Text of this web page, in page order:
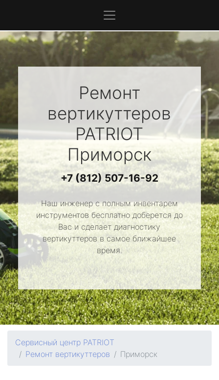
Ремонт
вертикуттеров
PATRIOT
Приморск
+7 (812) 507-16-92
Наш инженер с полным инвентарем
инструментов бесплатно доберется до
Вас и сделает диагностику
вертикуттеров в самое ближайшее
время.
Сервисный центр PATRIOT
Ремонт вертикуттеров
Приморск